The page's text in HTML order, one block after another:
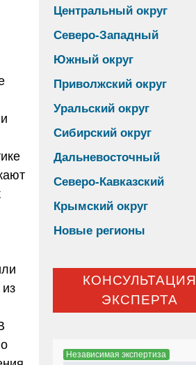
Центральный округ
Северо-Западный
Южный округ
Приволжский округ
Уральский округ
Сибирский округ
Дальневосточный
Северо-Кавказский
Крымский округ
Новые регионы
КОНСУЛЬТАЦИЯ
ЭКСПЕРТА
Независимая экспертиза